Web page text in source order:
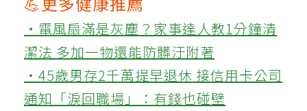
‧電風扇滿是灰塵？家事達人教1分鐘清
潔法 多加一物還能防髒汙附著
‧45歲男存2千萬提早退休 接信用卡公司
通知「淚回職場」：有錢也碰壁